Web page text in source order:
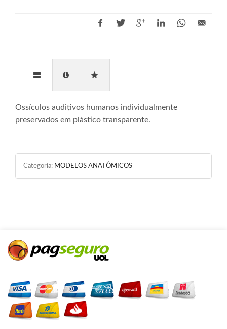
Ossículos auditivos humanos individualmente
preservados em plástico transparente.
Categoria: MODELOS ANATÔMICOS